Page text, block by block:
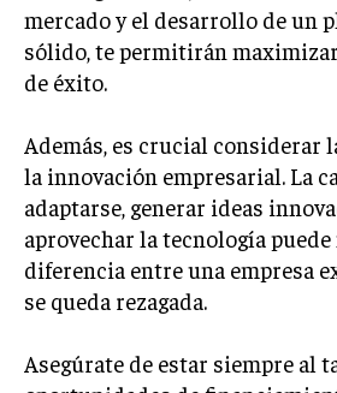
mercado y el desarrollo de un
sólido, te permitirán
de éxito.
Además, es crucial considerar
la innovación empresarial. La
adaptarse, generar ideas
aprovechar la tecnología
diferencia entre una empresa
se queda rezagada.
Asegúrate de estar siempre al